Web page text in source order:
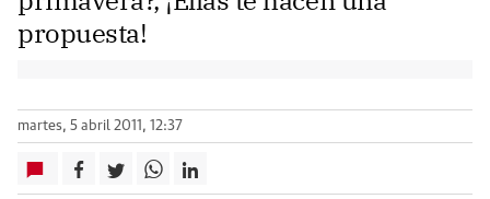
propuesta!
martes, 5 abril 2011, 12:37